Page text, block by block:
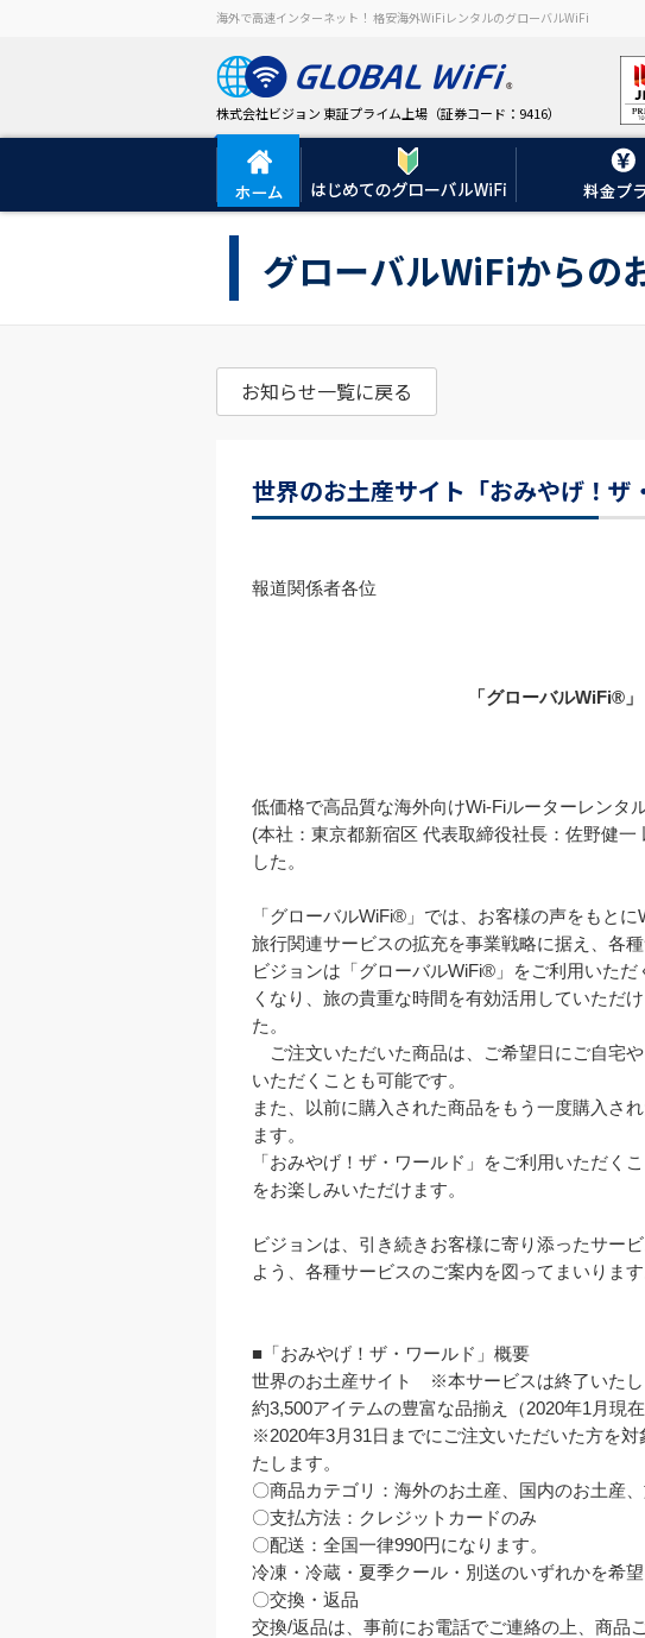
海外で高速インターネット！ 格安海外WiFiレンタルのグローバルWiFi
株式会社ビジョン 東証プライム上場（証券コード：9416）
グローバルWiFiからの
お知らせ一覧に戻る
世界のお土産サイト「おみやげ！ザ
報道関係者各位
「グローバルWiFi®
低価格で高品質な海外向けWi-Fiルーターレンタ
(本社：東京都新宿区 代表取締役社長：佐野健
した。
「グローバルWiFi®」では、お客様の声をもと
旅行関連サービスの拡充を事業戦略に据え、各
ビジョンは「グローバルWiFi®」をご利用いた
くなり、旅の貴重な時間を有効活用していただ
た。
ご注文いただいた商品は、ご希望日にご自宅
いただくことも可能です。
また、以前に購入された商品をもう一度購入さ
ます。
「おみやげ！ザ・ワールド」をご利用いただく
をお楽しみいただけます。
ビジョンは、引き続きお客様に寄り添ったサー
よう、各種サービスのご案内を図ってまいります
■「おみやげ！ザ・ワールド」概要
世界のお土産サイト　※本サービスは終了いた
約3,500アイテムの豊富な品揃え（2020年1月現在
※2020年3月31日までにご注文いただいた方を
たします。
〇商品カテゴリ：海外のお土産、国内のお土産
〇支払方法：クレジットカードのみ
〇配送：全国一律990円になります。
冷凍・冷蔵・夏季クール・別送のいずれかを希
〇交換・返品
交換/返品は、事前にお電話でご連絡の上、商品